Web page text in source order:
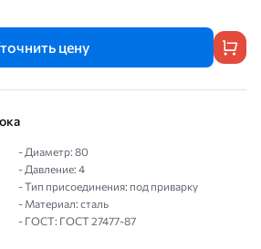
цену
- Диаметр: 80
- Давление: 4
- Тип присоединения: под приварку
- Материал: сталь
- ГОСТ: ГОСТ 27477-87